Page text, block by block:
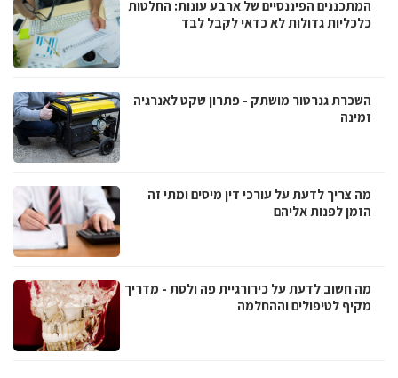
המתכננים הפיננסיים של ארבע עונות: החלטות
כלכליות גדולות לא כדאי לקבל לבד
השכרת גנרטור מושתק - פתרון שקט לאנרגיה
זמינה
מה צריך לדעת על עורכי דין מיסים ומתי זה
הזמן לפנות אליהם
מה חשוב לדעת על כירורגיית פה ולסת - מדריך
מקיף לטיפולים וההחלמה